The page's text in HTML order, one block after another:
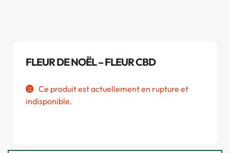
FLEUR DE NOËL – FLEUR CBD
Ce produit est actuellement en rupture et
indisponible.